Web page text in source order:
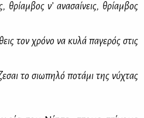
θρί­αμ­βος ν’ ανα­σαί­νεις, θρί­αμ­βος
τον χρό­νο να κυ­λά πα­γε­ρός στις
το σιω­πη­λό πο­τά­μι της νύ­χτας